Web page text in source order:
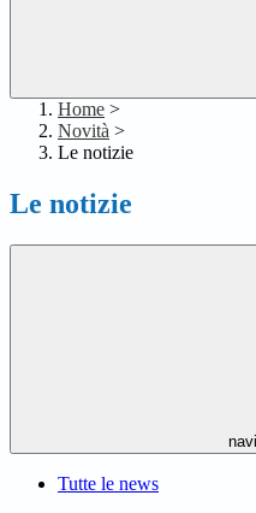
Home >
Novità >
Le notizie
Le notizie
Tutte le news